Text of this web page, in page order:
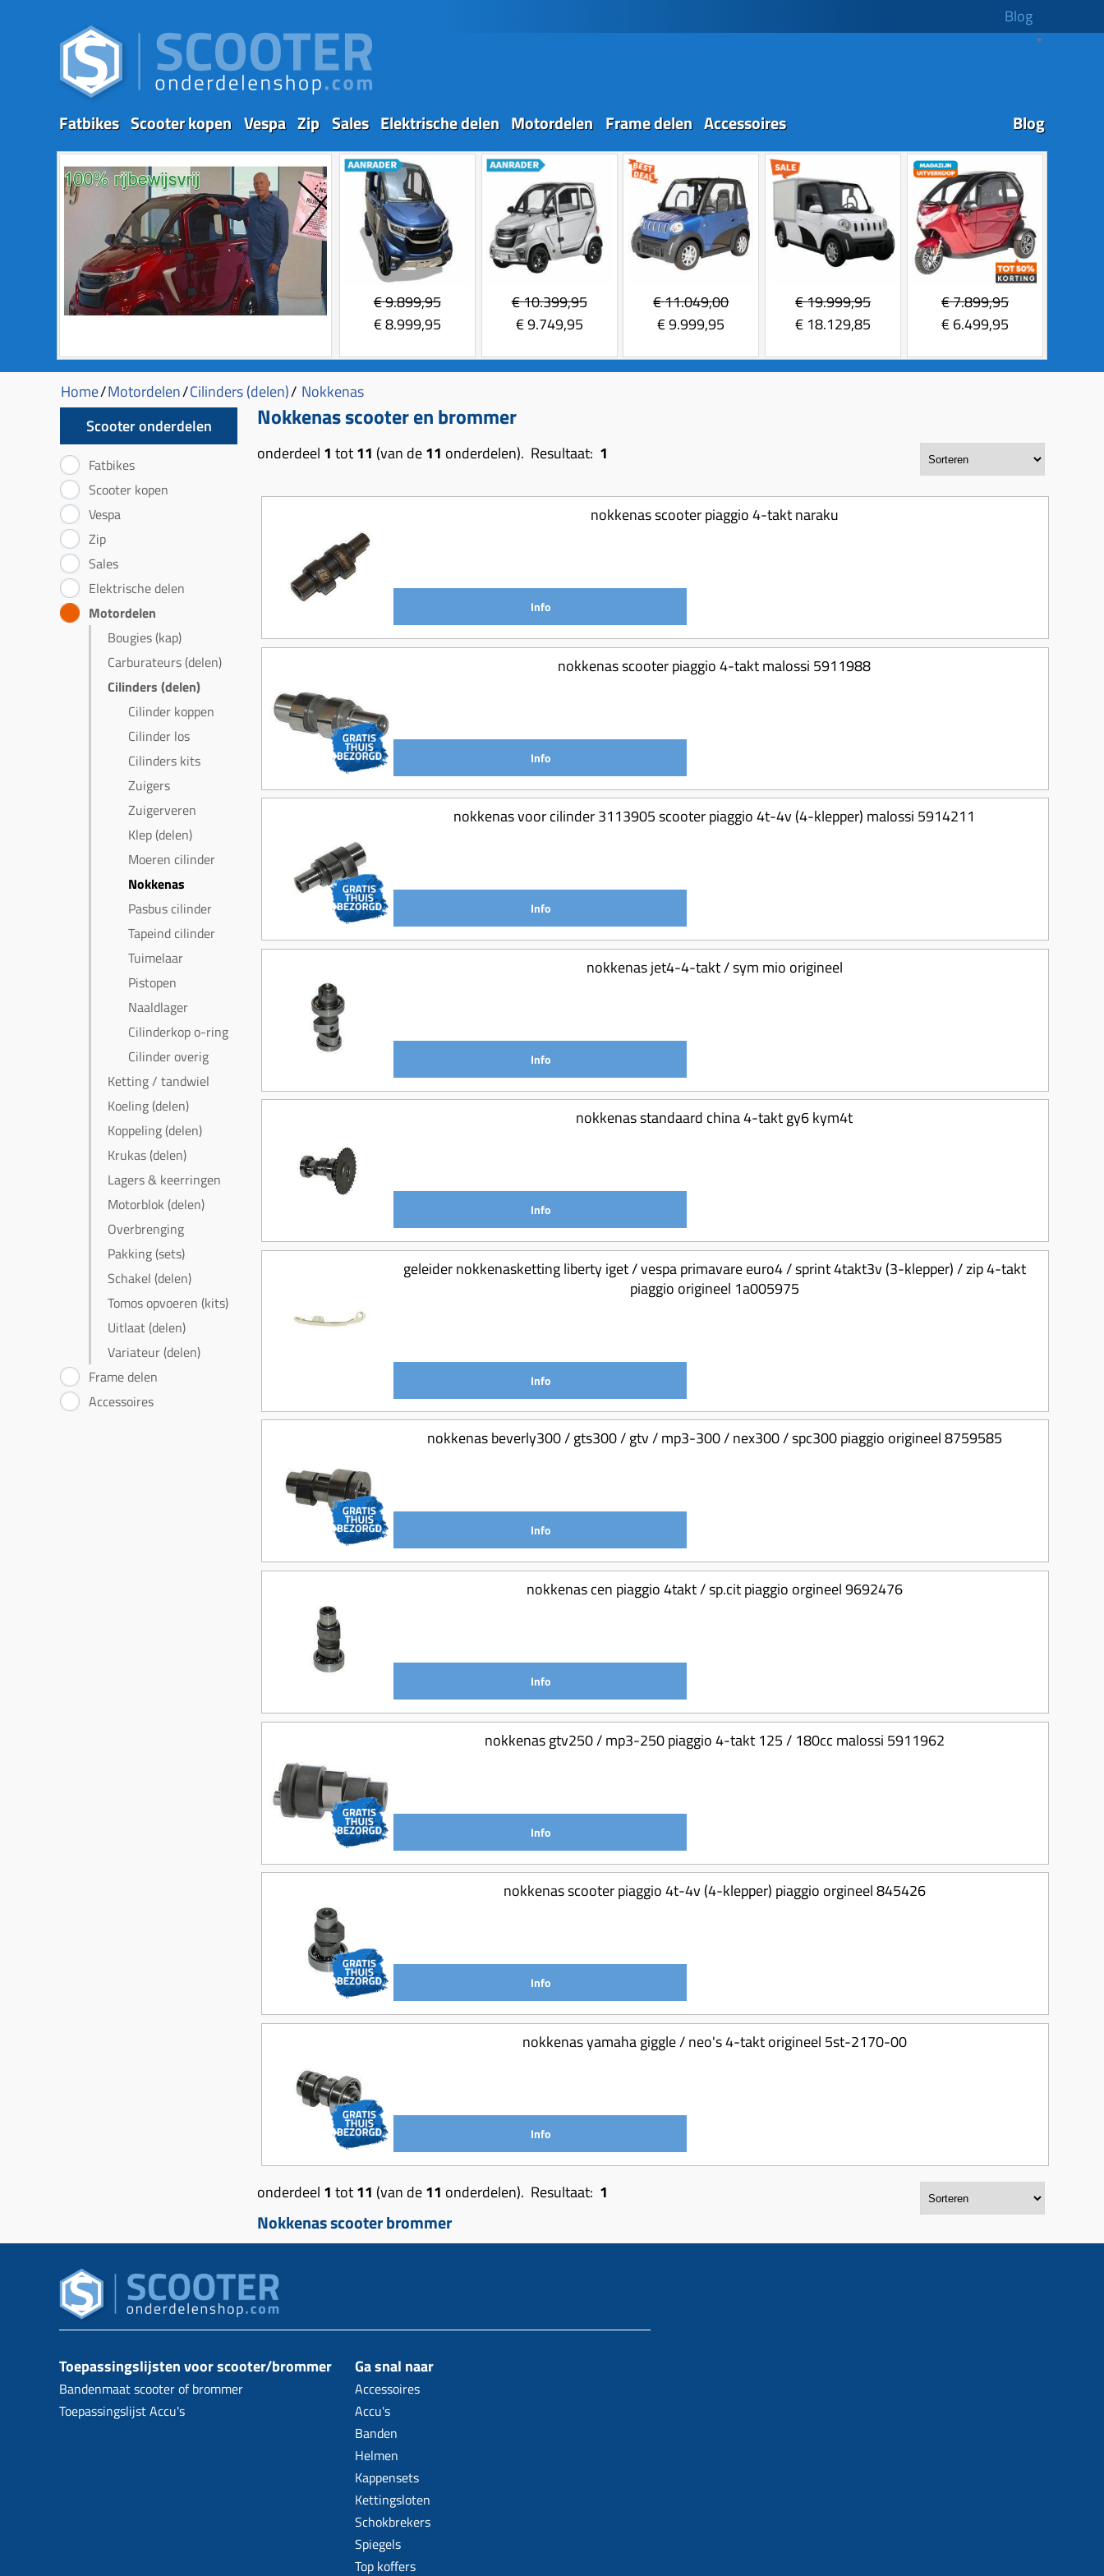
Blog
Fatbikes Scooter kopen Vespa Zip Sales Elektrische delen Motordelen Frame delen Accessoires Blog
€9.899,95
€8.999,95
€10.399,95
€9.749,95
€11.049,00
€9.999,95
€19.999,95
€ 18.129,85
€7.899,95
€6.499,95
Home/Motordelen/Cilinders (delen)/ Nokkenas
Scooter onderdelen
Fatbikes
Scooter kopen
Vespa
Zip
Sales
Elektrische delen
Motordelen
Bougies (kap)
Carburateurs (delen)
Cilinders (delen)
Cilinder koppen
Cilinder los
Cilinders kits
Zuigers
Zuigerveren
Klep (delen)
Moeren cilinder
Nokkenas
Pasbus cilinder
Tapeind cilinder
Tuimelaar
Pistopen
Naaldlager
Cilinderkop o-ring
Cilinder overig
Ketting / tandwiel
Koeling (delen)
Koppeling (delen)
Krukas (delen)
Lagers & keerringen
Motorblok (delen)
Overbrenging
Pakking (sets)
Schakel (delen)
Tomos opvoeren (kits)
Uitlaat (delen)
Variateur (delen)
Frame delen
Accessoires
Nokkenas scooter en brommer
onderdeel 1 tot11 (van de11 onderdelen). Resultaat: 1
nokkenas scooter piaggio 4-takt naraku
Info
nokkenas scooter piaggio 4-takt malossi 5911988
Info
nokkenas voor cilinder 3113905 scooter piaggio 4t-4v (4-klepper) malossi 5914211
Info
nokkenas jet4-4-takt / sym mio origineel
Info
nokkenas standaard china 4-takt gy6 kym4t
Info
geleider nokkenasketting liberty iget / vespa primavare euro4 / sprint 4takt3v (3-klepper) / zip 4-takt
piaggio origineel 1a005975
Info
nokkenas beverly300 / gts300 / gtv / mp3-300 / nex300 / spc300 piaggio origineel 8759585
Info
nokkenas cen piaggio 4takt / sp.cit piaggio orgineel 9692476
Info
nokkenas gtv250 / mp3-250 piaggio 4-takt 125 / 180cc malossi 5911962
Info
nokkenas scooter piaggio 4t-4v (4-klepper) piaggio orgineel 845426
Info
nokkenas yamaha giggle / neo's 4-takt origineel 5st-2170-00
Info
onderdeel 1 tot11 (van de11 onderdelen). Resultaat: 1
Nokkenas scooter brommer
Toepassingslijsten voor scooter/brommer
Bandenmaat scooter of brommer
Toepassingslijst Accu's
Ga snal naar
Accessoires
Accu's
Banden
Helmen
Kappensets
Kettingsloten
Schokbrekers
Spiegels
Top koffers